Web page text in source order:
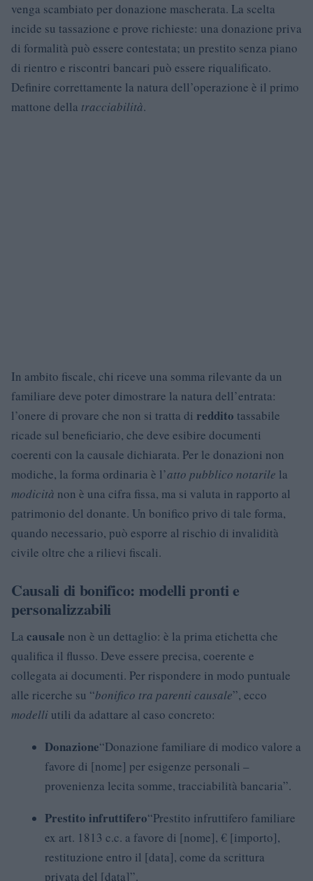
venga scambiato per donazione mascherata. La scelta
incide su tassazione e prove richieste: una donazione priva
di formalità può essere contestata; un prestito senza piano
di rientro e riscontri bancari può essere riqualificato.
Definire correttamente la natura dell’operazione è il primo
mattone della tracciabilità.
In ambito fiscale, chi riceve una somma rilevante da un
familiare deve poter dimostrare la natura dell’entrata:
l’onere di provare che non si tratta di reddito tassabile
ricade sul beneficiario, che deve esibire documenti
coerenti con la causale dichiarata. Per le donazioni non
modiche, la forma ordinaria è l’atto pubblico notarile la
modicità non è una cifra fissa, ma si valuta in rapporto al
patrimonio del donante. Un bonifico privo di tale forma,
quando necessario, può esporre al rischio di invalidità
civile oltre che a rilievi fiscali.
Causali di bonifico: modelli pronti e
personalizzabili
La causale non è un dettaglio: è la prima etichetta che
qualifica il flusso. Deve essere precisa, coerente e
collegata ai documenti. Per rispondere in modo puntuale
alle ricerche su “bonifico tra parenti causale”, ecco
modelli utili da adattare al caso concreto:
Donazione“Donazione familiare di modico valore a
favore di [nome] per esigenze personali –
provenienza lecita somme, tracciabilità bancaria”.
Prestito infruttifero“Prestito infruttifero familiare
ex art. 1813 c.c. a favore di [nome], € [importo],
restituzione entro il [data], come da scrittura
privata del [data]”.